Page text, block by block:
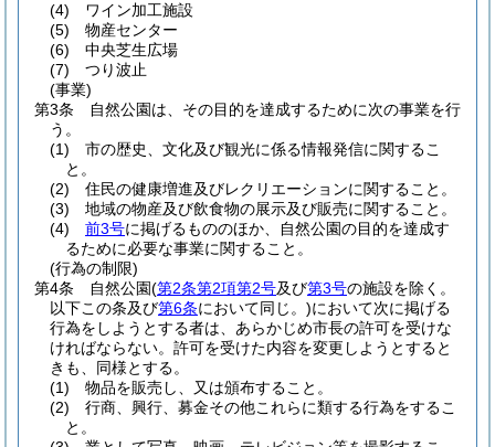
(4)
ワイン加工施設
(5)
物産センター
(6)
中央芝生広場
(7)
つり波止
(事業)
第3条
自然公園は、その目的を達成するために次の事業を行
う。
(1)
市の歴史、文化及び観光に係る情報発信に関するこ
と。
(2)
住民の健康増進及びレクリエーションに関すること。
(3)
地域の物産及び飲食物の展示及び販売に関すること。
(4)
前3号に掲げるもののほか、自然公園の目的を達成す
るために必要な事業に関すること。
(行為の制限)
第4条
自然公園(第2条第2項第2号及び第3号の施設を除く。
以下この条及び第6条において同じ。)において次に掲げる
行為をしようとする者は、あらかじめ市長の許可を受けな
ければならない。 許可を受けた内容を変更しようとすると
きも、同様とする。
(1)
物品を販売し、又は頒布すること。
(2)
行商、興行、募金その他これらに類する行為をするこ
と。